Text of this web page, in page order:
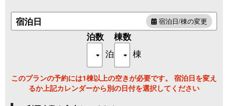
宿泊日 宿泊日/棟の変更
泊数
泊
棟数
棟
このプランの予約には1棟以上の空きが必要です。 宿泊日を変え
るか上記カレンダーから別の日付を選択してください